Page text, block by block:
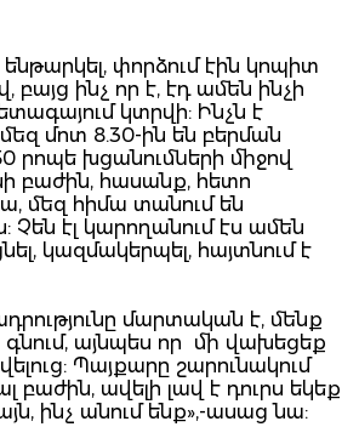
փորձում էին կոպիտ
բայց ինչ որ է, էդ ամեն ինչի
կտրվի: Ինչն է
մոտ 8.30-ին են բերման
րոպե խցանումների միջով
բաժին, հասանք, հետո
մեզ հիմա տանում են
Չեն էլ կարողանում էս ամեն
կազմակերպել, հայտնում է
մարտական է, մենք
գնում, այնպես որ մի վախեցեք
Պայքարը շարունակում
բաժին, ավելի լավ է դուրս եկեք
ինչ անում ենք»,-ասաց նա: